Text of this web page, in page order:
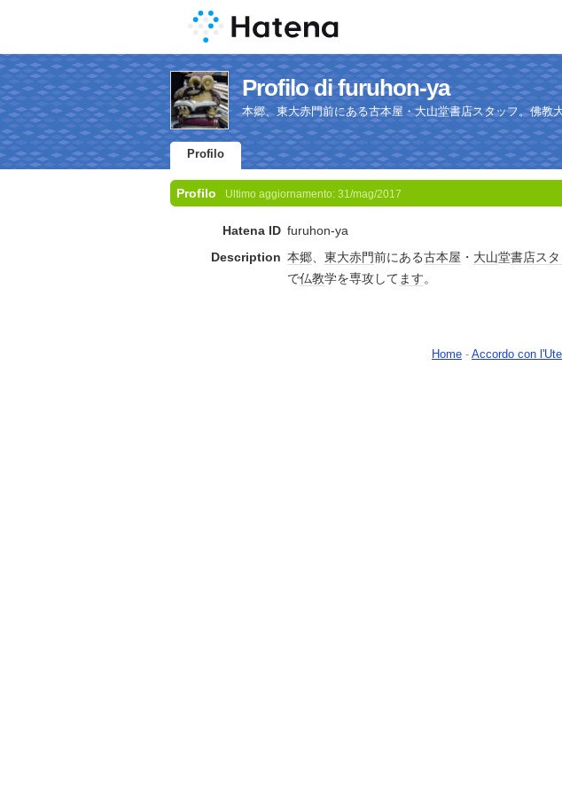
Profilo di furuhon-ya
本郷、東大赤門前にある古本屋・大山堂書店スタッフ。佛教
Profilo
Profilo Ultimo aggiornamento: 31/mag/2017
Hatena ID furuhon-ya
Description 本郷、 東大赤門前にある古本屋 ・ 大山堂書店ス
で仏教学を専攻してます。
Home - Accordo con